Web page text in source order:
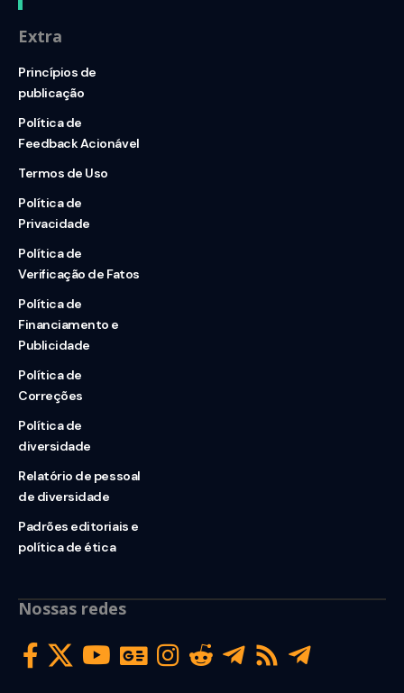
Extra
Princípios de
publicação
Política de
Feedback Acionável
Termos de Uso
Política de
Privacidade
Política de
Verificação de Fatos
Política de
Financiamento e
Publicidade
Política de
Correções
Política de
diversidade
Relatório de pessoal
de diversidade
Padrões editoriais e
política de ética
Nossas redes